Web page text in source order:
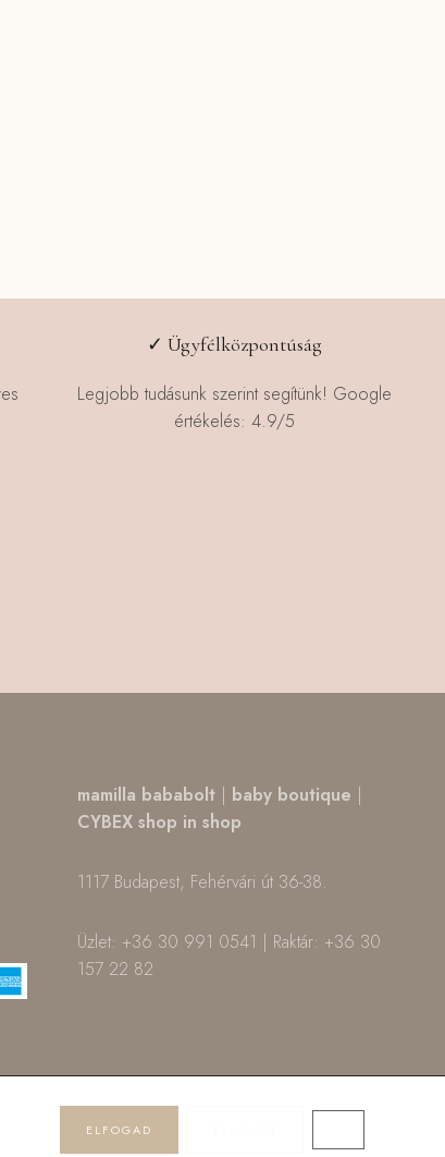
✓ Ügyfélközpontúság
Legjobb tudásunk szerint segítünk! Google
értékelés: 4.9/5
mamilla bababolt | baby boutique |
CYBEX shop in shop
1117 Budapest, Fehérvári út 36-38.
Üzlet: +36 30 991 0541 | Raktár: +36 30
157 22 82
ELFOGAD